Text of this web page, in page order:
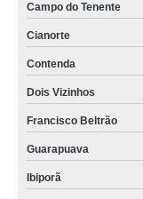
Campo do Tenente
Cianorte
Contenda
Dois Vizinhos
Francisco Beltrão
Guarapuava
Ibiporã